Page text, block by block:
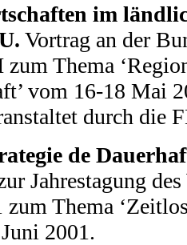
im
Vortrag an der
Thema
vom 16-18 Mai
durch die
de
Jahrestagung
Thema
2001.